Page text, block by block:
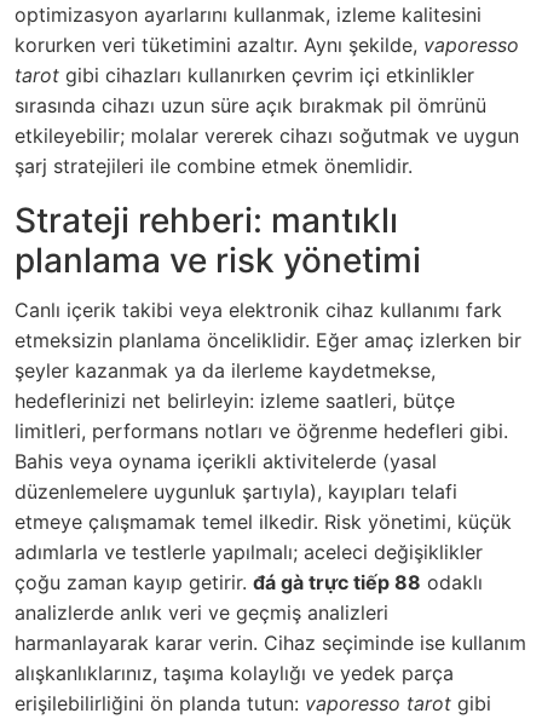
optimizasyon ayarlarını kullanmak, izleme kalitesini
korurken veri tüketimini azaltır. Aynı şekilde, vaporesso
tarot gibi cihazları kullanırken çevrim içi etkinlikler
sırasında cihazı uzun süre açık bırakmak pil ömrünü
etkileyebilir; molalar vererek cihazı soğutmak ve uygun
şarj stratejileri ile combine etmek önemlidir.
Strateji rehberi: mantıklı
planlama ve risk yönetimi
Canlı içerik takibi veya elektronik cihaz kullanımı fark
etmeksizin planlama önceliklidir. Eğer amaç izlerken bir
şeyler kazanmak ya da ilerleme kaydetmekse,
hedeflerinizi net belirleyin: izleme saatleri, bütçe
limitleri, performans notları ve öğrenme hedefleri gibi.
Bahis veya oynama içerikli aktivitelerde (yasal
düzenlemelere uygunluk şartıyla), kayıpları telafi
etmeye çalışmamak temel ilkedir. Risk yönetimi, küçük
adımlarla ve testlerle yapılmalı; aceleci değişiklikler
çoğu zaman kayıp getirir. đá gà trực tiếp 88 odaklı
analizlerde anlık veri ve geçmiş analizleri
harmanlayarak karar verin. Cihaz seçiminde ise kullanım
alışkanlıklarınız, taşıma kolaylığı ve yedek parça
erişilebilirliğini ön planda tutun: vaporesso tarot gibi